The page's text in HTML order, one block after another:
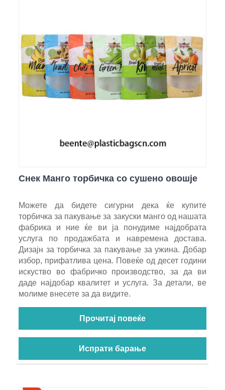
Снек Манго торбичка со сушено овошје
Можете да бидете сигурни дека ќе купите
торбичка за пакување за закуски манго од нашата
фабрика и ние ќе ви ја понудиме најдобрата
услуга по продажбата и навремена достава.
Дизајн за торбичка за пакување за ужина. Добар
избор, прифатлива цена. Повеќе од десет години
искуство во фабричко производство, за да ви
даде најдобар квалитет и услуга. За детали, ве
молиме внесете за да видите.
Прочитај повеќе
Испрати барање